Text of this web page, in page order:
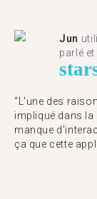
Jun
parlé
star
"L'une des
impliqué dans la
manque
ça que cette